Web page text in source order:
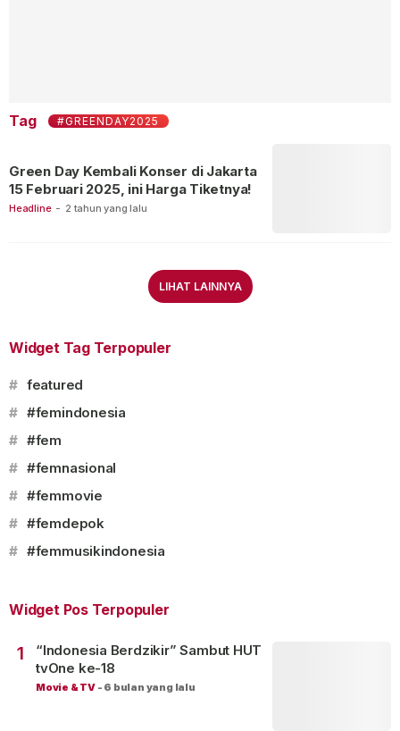
Tag #GREENDAY2025
Headline - 2 tahun yang lalu
Green Day Kembali Konser di Jakarta
15 Februari 2025, ini Harga Tiketnya!
LIHAT LAINNYA
Widget Tag Terpopuler
# featured
# #femindonesia
# #fem
# #femnasional
# #femmovie
# #femdepok
# #femmusikindonesia
Widget Pos Terpopuler
1
“Indonesia Berdzikir” Sambut HUT
tvOne ke-18
Movie & TV - 6 bulan yang lalu